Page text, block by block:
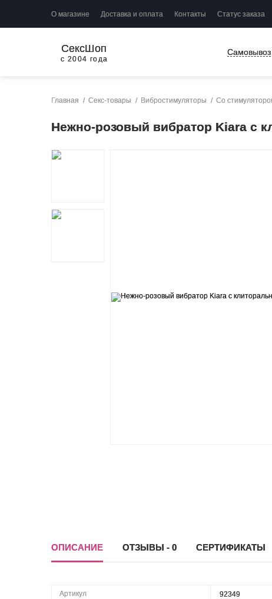
О магазине Доставка и оплата Контакты Статус заказа
СексШоп
с 2004 года
Самовывоз
Главная Секс-товары Вибростимуляторы Со
Нежно-розовый вибратор Kiara с
ОПИСАНИЕ ОТЗЫВЫ - 0 СЕРТИФИКАТЫ
Артикул 92349